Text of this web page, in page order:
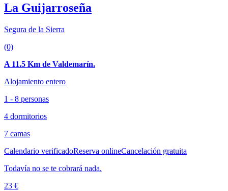
La Guijarroseña
Segura de la Sierra
(0)
A 11.5 Km de Valdemarín.
Alojamiento entero
1 - 8 personas
4 dormitorios
7 camas
Calendario verificadoReserva onlineCancelación gratuita
Todavía no se te cobrará nada.
23 €